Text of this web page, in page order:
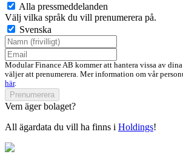
Alla pressmeddelanden
Välj vilka språk du vill prenumerera på.
Svenska
Modular Finance AB kommer att hantera vissa av
väljer att prenumerera. Mer information om vår
här.
Prenumerera
Vem äger bolaget?
All ägardata du vill ha finns i Holdings!